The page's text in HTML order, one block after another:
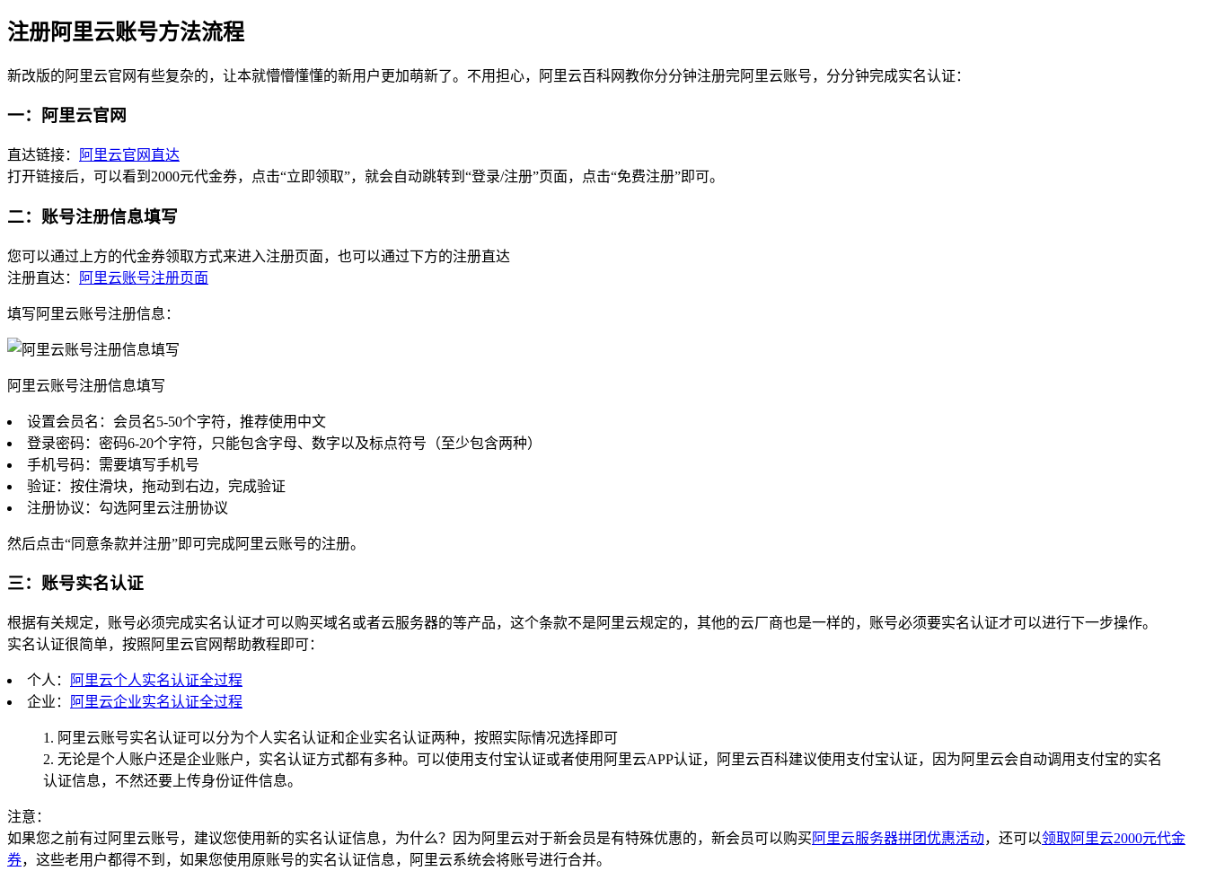
注册阿里云账号方法流程
新改版的阿里云官网有些复杂的，让本就懵懵懂懂的新用户更加萌新了。不用担心，阿里云百科网教你分分钟注册完阿里云账号，分分钟完成实名认证：
一：阿里云官网
直达链接：
阿里云官网直达
打开链接后，可以看到2000元代金券，点击“立即领取”，就会自动跳转到“登录/注册”页面，点击“免费注册”即可。
二：账号注册信息填写
您可以通过上方的代金券领取方式来进入注册页面，也可以通过下方的注册直达
注册直达：
阿里云账号注册页面
填写阿里云账号注册信息：
阿里云账号注册信息填写
设置会员名：会员名5-50个字符，推荐使用中文
登录密码：密码6-20个字符，只能包含字母、数字以及标点符号（至少包含两种）
手机号码：需要填写手机号
验证：按住滑块，拖动到右边，完成验证
注册协议：勾选阿里云注册协议
然后点击“同意条款并注册”即可完成阿里云账号的注册。
三：账号实名认证
根据有关规定，账号必须完成实名认证才可以购买域名或者云服务器的等产品，这个条款不是阿里云规定的，其他的云厂商也是一样的，账号必须要实名认证才可以进行下一步操作。
实名认证很简单，按照阿里云官网帮助教程即可：
个人：
阿里云个人实名认证全过程
企业：
阿里云企业实名认证全过程
1. 阿里云账号实名认证可以分为个人实名认证和企业实名认证两种，按照实际情况选择即可
2. 无论是个人账户还是企业账户，实名认证方式都有多种。可以使用支付宝认证或者使用阿里云APP认证，阿里云百科建议使用支付宝认证，因为阿里云会自动调用支付宝的实名
认证信息，不然还要上传身份证件信息。
注意：
如果您之前有过阿里云账号，建议您使用新的实名认证信息，为什么？因为阿里云对于新会员是有特殊优惠的，新会员可以购买 阿里云服务器拼团优惠活动，还可以领取阿里云2000元代金
券，这些老用户都得不到，如果您使用原账号的实名认证信息，阿里云系统会将账号进行合并。